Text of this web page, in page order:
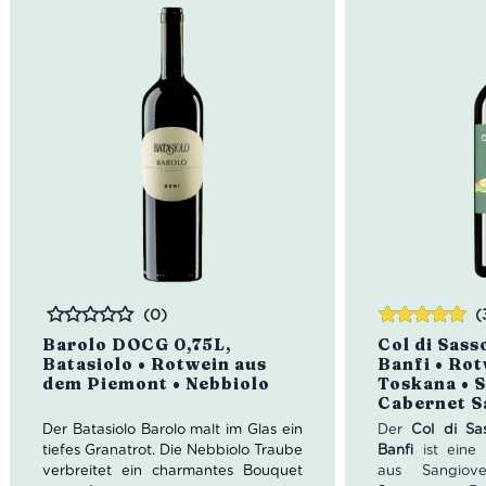
aber in voller Achtung der
Traditionen und der mit all ihrer
Leidenschaft der über Generationen
gewonnenen Erfahrung.
Mengenrabatt: erhalte beim Kauf
von 3 nativen Olivenölen Extra 12%
Rabatt pro Artikel
Barolo DOCG 0,75L,
Batasiolo • Rotwein aus
dem Piemont • Nebbiolo
Bewertet
(0)
Der Batasiolo Barolo malt im Glas ein
tiefes Granatrot. Die Nebbiolo Traube
verbreitet ein charmantes Bouquet
Col di
Banfi •
Toskana •
Cabernet
Der Col di
Banfiist eine
aus
Bewertet
mit5.00 von
5